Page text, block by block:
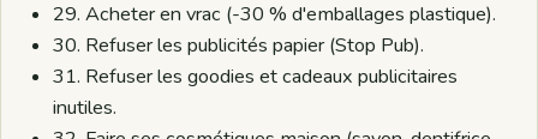
29. Acheter en vrac (-30 % d'emballages plastique).
30. Refuser les publicités papier (Stop Pub).
31. Refuser les goodies et cadeaux publicitaires
inutiles.